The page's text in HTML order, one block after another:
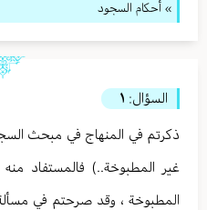
» أحكام السجود
السؤال: ١
ذكرتم في المنهاج في مبحث
غير المطبوخة..) فالمستفاد